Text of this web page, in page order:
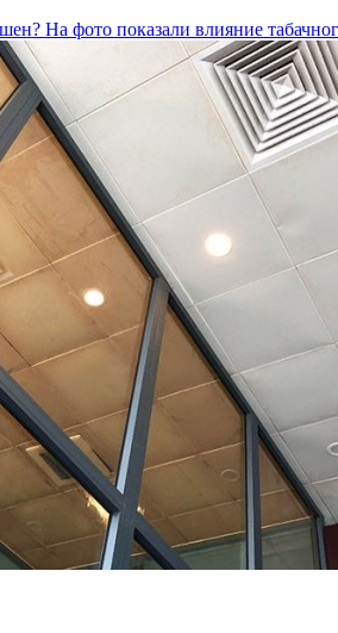
На фото показали влияние